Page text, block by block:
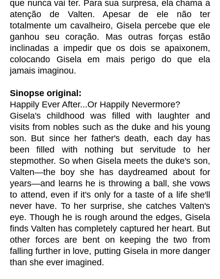
que nunca vai ter. Para sua surpresa, ela chama a
atenção de Valten. Apesar de ele não ter
totalmente um cavalheiro, Gisela percebe que ele
ganhou seu coração. Mas outras forças estão
inclinadas a impedir que os dois se apaixonem,
colocando Gisela em mais perigo do que ela
jamais imaginou.
Sinopse original:
Happily Ever After...Or Happily Nevermore?
Gisela's childhood was filled with laughter and
visits from nobles such as the duke and his young
son. But since her father's death, each day has
been filled with nothing but servitude to her
stepmother. So when Gisela meets the duke's son,
Valten—the boy she has daydreamed about for
years—and learns he is throwing a ball, she vows
to attend, even if it's only for a taste of a life she'll
never have. To her surprise, she catches Valten's
eye. Though he is rough around the edges, Gisela
finds Valten has completely captured her heart. But
other forces are bent on keeping the two from
falling further in love, putting Gisela in more danger
than she ever imagined.